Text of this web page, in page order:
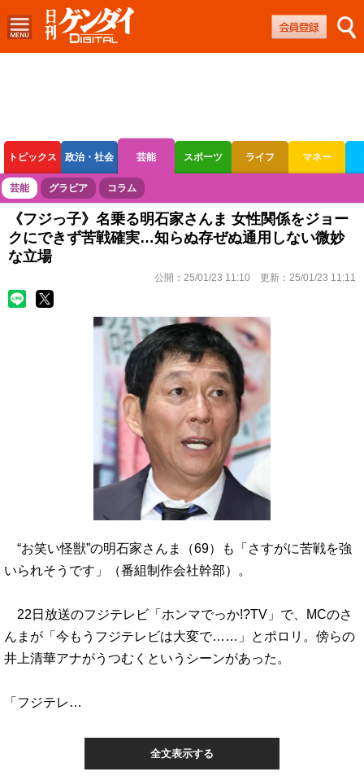
トピックス 政治・社会 芸能 スポーツ ライフ マネー
ボートレース 競輪 オートレース
芸能 グラビア コラム
《フジっ子》名乗る明石家さんま 女性関係をジョー
クにできず苦戦確実…知らぬ存ぜぬ通用しない微妙
な立場
公開： 25/01/23 11:10 更新： 25/01/23 11:11
“お笑い怪獣”の明石家さんま（69）も「さすがに苦戦を強
いられそうです」（番組制作会社幹部）。
22日放送のフジテレビ「ホンマでっか!?TV」で、MCのさ
んまが「今もうフジテレビは大変で……」とポロリ。傍らの
井上清華アナがうつむくというシーンがあった。
「フジテレ…
全文表示する